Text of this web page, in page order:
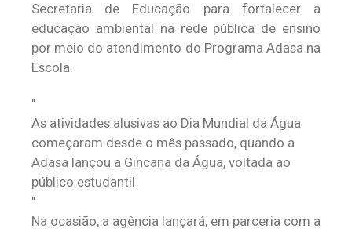
Secretaria de Educação para fortalecer a
educação ambiental na rede pública de ensino
por meio do atendimento do Programa Adasa na
Escola.
As atividades alusivas ao Dia Mundial da Água
começaram desde o mês passado, quando a
Adasa lançou a Gincana da Água, voltada ao
público estudantil
Na ocasião, a agência lançará, em parceria com a